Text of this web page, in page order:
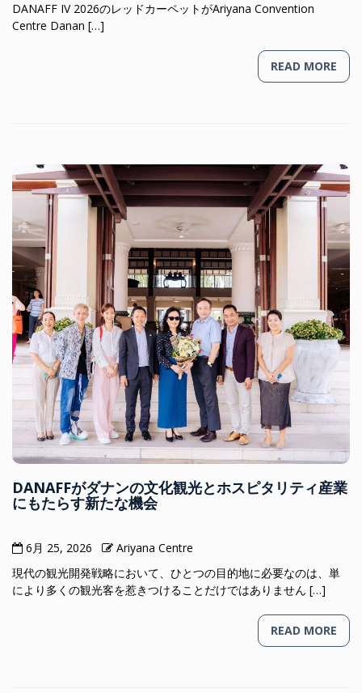
DANAFF IV 2026のレッドカーペットがAriyana Convention
Centre Danan […]
READ MORE
DANAFFがダナンの文化観光とホスピタリティ産業
にもたらす新たな機会
6月 25, 2026
Ariyana Centre
現代の観光開発戦略において、ひとつの目的地に必要なのは、単
により多くの観光客を惹きつけることだけではありません […]
READ MORE